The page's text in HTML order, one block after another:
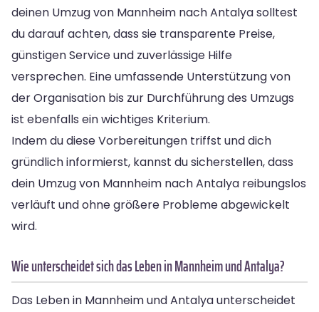
deinen Umzug von Mannheim nach Antalya solltest
du darauf achten, dass sie transparente Preise,
günstigen Service und zuverlässige Hilfe
versprechen. Eine umfassende Unterstützung von
der Organisation bis zur Durchführung des Umzugs
ist ebenfalls ein wichtiges Kriterium.
Indem du diese Vorbereitungen triffst und dich
gründlich informierst, kannst du sicherstellen, dass
dein Umzug von Mannheim nach Antalya reibungslos
verläuft und ohne größere Probleme abgewickelt
wird.
Wie unterscheidet sich das Leben in Mannheim und Antalya?
Das Leben in Mannheim und Antalya unterscheidet